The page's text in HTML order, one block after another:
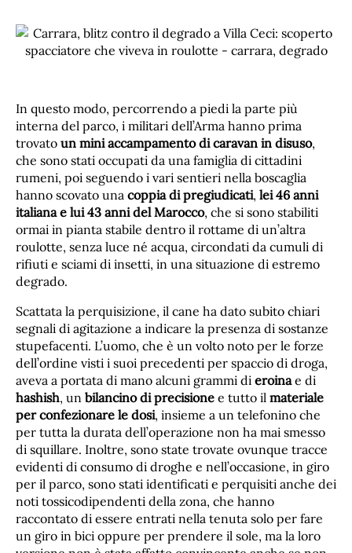
In questo modo, percorrendo a piedi la parte più
interna del parco, i militari dell’Arma hanno prima
trovato un mini accampamento di caravan in disuso,
che sono stati occupati da una famiglia di cittadini
rumeni, poi seguendo i vari sentieri nella boscaglia
hanno scovato una coppia di pregiudicati, lei 46 anni
italiana e lui 43 anni del Marocco, che si sono stabiliti
ormai in pianta stabile dentro il rottame di un’altra
roulotte, senza luce né acqua, circondati da cumuli di
rifiuti e sciami di insetti, in una situazione di estremo
degrado.
Scattata la perquisizione, il cane ha dato subito chiari
segnali di agitazione a indicare la presenza di sostanze
stupefacenti. L’uomo, che è un volto noto per le forze
dell’ordine visti i suoi precedenti per spaccio di droga,
aveva a portata di mano alcuni grammi di eroinae di
hashish, un bilancino di precisione e tutto il materiale
per confezionare le dosi, insieme a un telefonino che
per tutta la durata dell’operazione non ha mai smesso
di squillare. Inoltre, sono state trovate ovunque tracce
evidenti di consumo di droghe e nell’occasione, in giro
per il parco, sono stati identificati e perquisiti anche dei
noti tossicodipendenti della zona, che hanno
raccontato di essere entrati nella tenuta solo per fare
un giro in bici oppure per prendere il sole, ma la loro